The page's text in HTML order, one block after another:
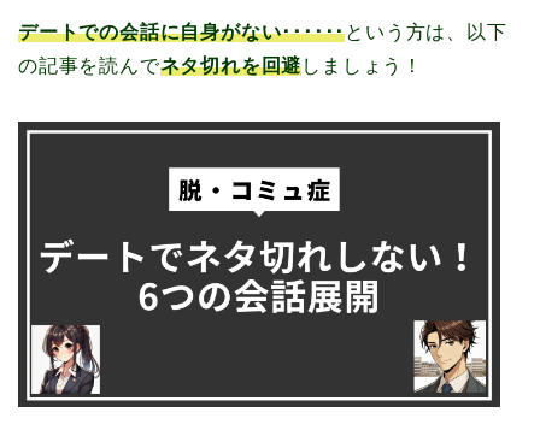
デートでの会話に自身がない･･････という方は、以下
の記事を読んでネタ切れを回避しましょう！